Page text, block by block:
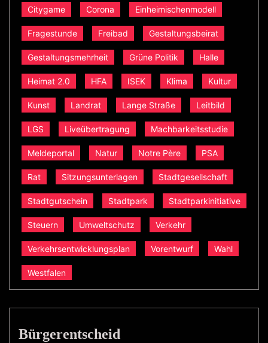
Citygame Corona Einheimischenmodell
Fragestunde Freibad Gestaltungsbeirat
Gestaltungsmehrheit Grüne Politik Halle
Heimat 2.0 HFA ISEK Klima Kultur
Kunst Landrat Lange Straße Leitbild
LGS Liveübertragung Machbarkeitsstudie
Meldeportal Natur Notre Père PSA
Rat Sitzungsunterlagen Stadtgesellschaft
Stadtgutschein Stadtpark Stadtparkinitiative
Steuern Umweltschutz Verkehr
Verkehrsentwicklungsplan Vorentwurf Wahl
Westfalen
Bürgerentscheid